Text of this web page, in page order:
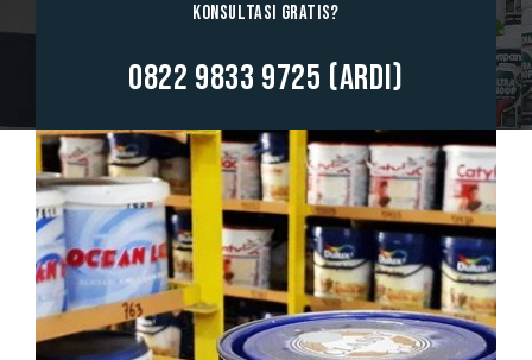
Konsultasi GRATIS?
0822 9833 9725 (Ardi)